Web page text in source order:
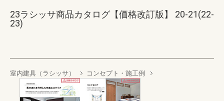
23ラシッサ商品カタログ【価格改訂版】 20-21(22-
23)
室内建具（ラシッサ） コンセプト・施工例